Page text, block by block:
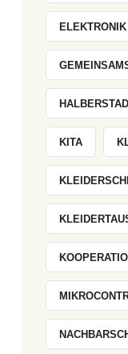
ELEKTRONIK
KITA